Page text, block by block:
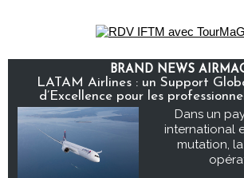
BRAND NEWS
LATAM Airlines : un Support
d’Excellence pour les
Dans un
international
mutation,